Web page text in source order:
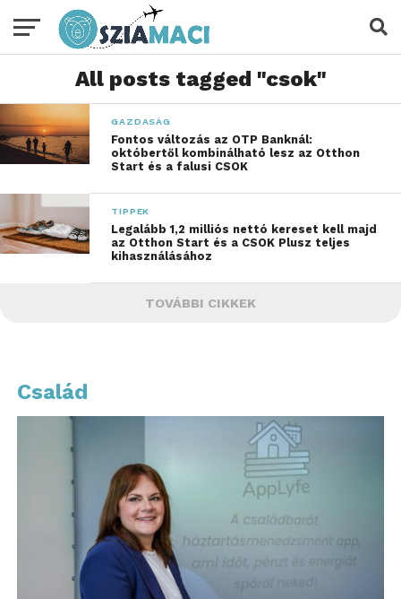
All posts tagged "csok"
GAZDASÁG
Fontos változás az OTP Banknál:
októbertől kombinálható lesz az Otthon
Start és a falusi CSOK
TIPPEK
Legalább 1,2 milliós nettó kereset kell majd
az Otthon Start és a CSOK Plusz teljes
kihasználásához
TOVÁBBI CIKKEK
Család